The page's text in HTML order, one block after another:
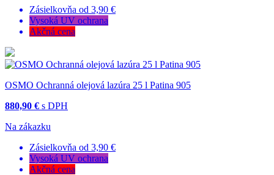
Zásielkovňa od 3,90 €
Vysoká UV ochrana
Akčná cena
OSMO Ochranná olejová lazúra 25 l Patina 905
880,90 € s DPH
Na zákazku
Zásielkovňa od 3,90 €
Vysoká UV ochrana
Akčná cena